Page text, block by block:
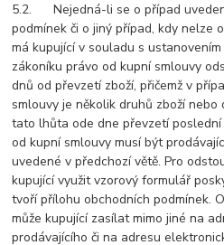
5.2. Nejedná-li se o případ
podmínek či o jiný případ, kdy nelze
má kupující v souladu s
zákoníku právo od kupní smlouvy
dnů od převzetí zboží, přičemž v
smlouvy je několik druhů zboží nebo
tato lhůta ode dne převzetí
od kupní smlouvy musí být
uvedené v předchozí větě. Pro
kupující využit vzorový formulář
tvoří přílohu obchodních podmínek.
může kupující zasílat mimo jiné na
prodávajícího či na adresu